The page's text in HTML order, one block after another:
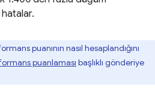
puanının nasıl hesaplandığını
puanlaması başlıklı gönderiye